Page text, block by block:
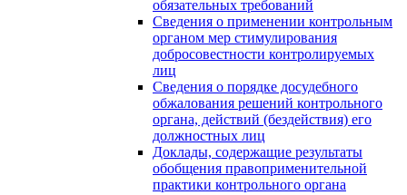
обязательных требований
Сведения о применении контрольным
органом мер стимулирования
добросовестности контролируемых
лиц
Сведения о порядке досудебного
обжалования решений контрольного
органа, действий (бездействия) его
должностных лиц
Доклады, содержащие результаты
обобщения правоприменительной
практики контрольного органа